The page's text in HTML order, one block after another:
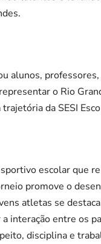
alunos,
o Rio
da SESI
escolar que
promove o
atletas se
interação entre os
disciplina e